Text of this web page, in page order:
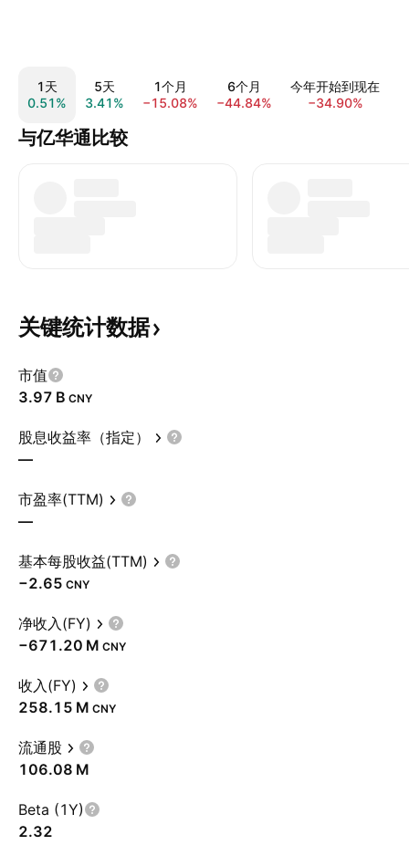
1天
0.51%
5天
3.41%
1个月
−15.08%
6个月
−44.84%
今年开始到现在
−34.90%
与亿华通比较
关键统计数据
市值
‪3.97 B‬ CNY
股息收益率（指定）
—
市盈率(TTM)
—
基本每股收益(TTM)
−2.65 CNY
净收入(FY)
‪−671.20 M‬ CNY
收入(FY)
‪258.15 M‬ CNY
流通股
‪106.08 M‬
Beta (1Y)
2.32